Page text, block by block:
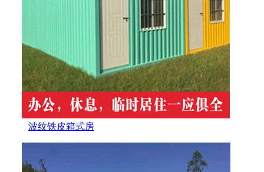
波纹铁皮箱式房